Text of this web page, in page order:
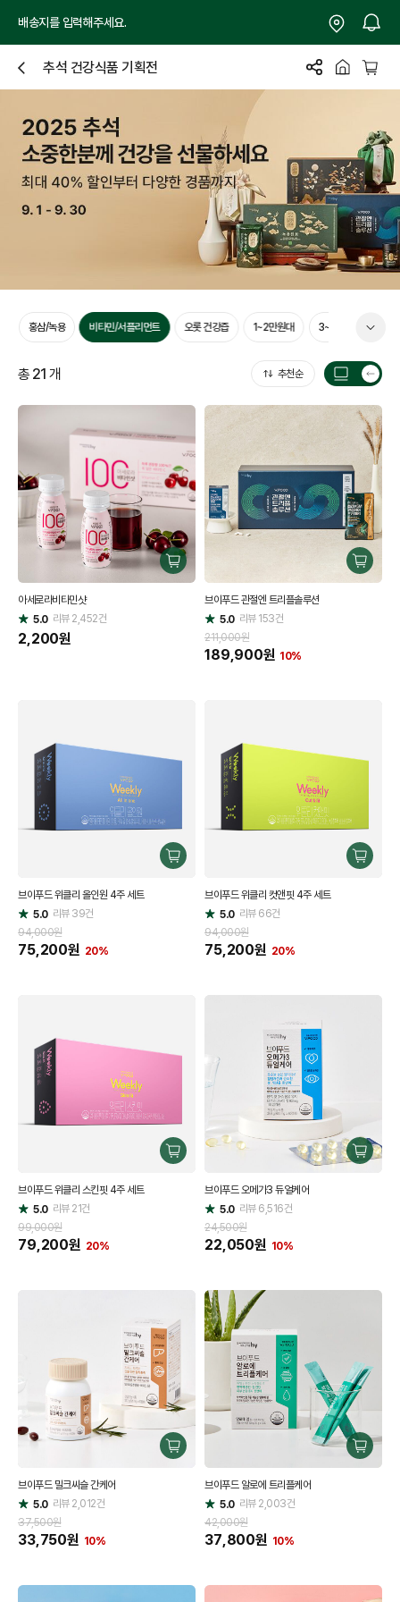
배송지를 입력해주세요.
닫
기
추석 건강식품 기획전
홍삼/녹용 비타민/서플리먼트 오롯 건강즙 1~2만원대 3~4만원대
총21개 추천순
목
갯
수
구
매
아세로라비타민샷
별
점
5.0 리뷰2,452건
2,200원
구
매
브이푸드 관절엔 트리플솔루션
별
점
5.0 리뷰153건
211,000원
189,900원 10%
구
브이푸드 위클리 올인원 4주 세트
별
점
5.0 리뷰39건
94,000원
75,200원 20%
구
브이푸드 위클리 컷앤핏 4주 세트
별
점
5.0 리뷰66건
94,000원
75,200원 20%
구
브이푸드 위클리 스킨핏 4주 세트
별
점
5.0 리뷰21건
99,000원
79,200원 20%
구
브이푸드 오메가3 듀얼케어
별
점
5.0 리뷰6,516건
24,500원
22,050원 10%
구
브이푸드 밀크씨슬 간케어
별
점
5.0 리뷰2,012건
37,500원
33,750원 10%
구
매
브이푸드 알로에 트리플케어
별
점
5.0 리뷰2,003건
42,000원
37,800원 10%